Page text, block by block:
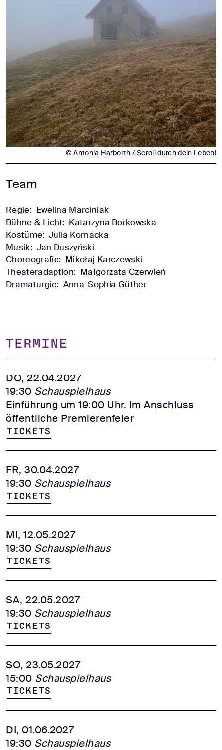
© Antonia Harborth / Scroll durch dein Leben!
Team
Regie: Ewelina Marciniak
Bühne & Licht: Katarzyna Borkowska
Kostüme: Julia Kornacka
Musik: Jan Duszyński
Choreografie: Mikołaj Karczewski
Theateradaption: Małgorzata Czerwień
Dramaturgie: Anna-Sophia Güther
TERMINE
DO, 22.04.2027
19:30 Schauspielhaus
Einführung um 19:00 Uhr. Im Anschluss
öffentliche Premierenfeier
Tickets
FR, 30.04.2027
19:30 Schauspielhaus
Tickets
MI, 12.05.2027
19:30 Schauspielhaus
Tickets
SA, 22.05.2027
19:30 Schauspielhaus
Tickets
SO, 23.05.2027
15:00 Schauspielhaus
Tickets
DI, 01.06.2027
19:30 Schauspielhaus